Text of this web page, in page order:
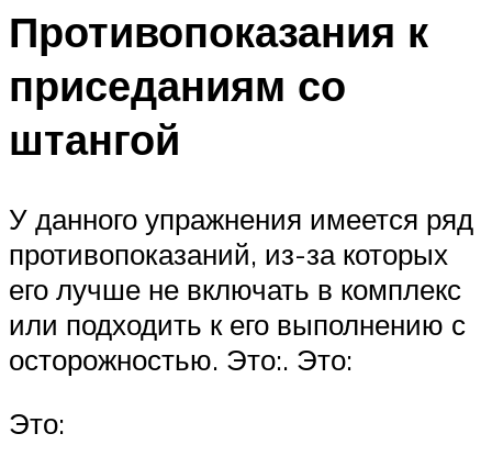
Противопоказания к
приседаниям со
штангой
У данного упражнения имеется ряд
противопоказаний, из-за которых
его лучше не включать в комплекс
или подходить к его выполнению с
осторожностью. Это:. Это:
Это: